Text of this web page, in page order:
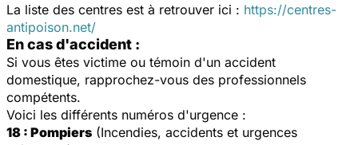
La liste des centres est à retrouver ici : https://centres-
antipoison.net/
En cas d'accident :
Si vous êtes victime ou témoin d'un accident
domestique, rapprochez-vous des professionnels
compétents.
Voici les différents numéros d'urgence :
18 : Pompiers (Incendies, accidents et urgences